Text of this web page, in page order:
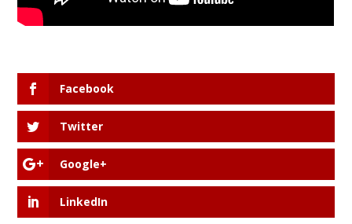
Facebook
Twitter
Google+
LinkedIn